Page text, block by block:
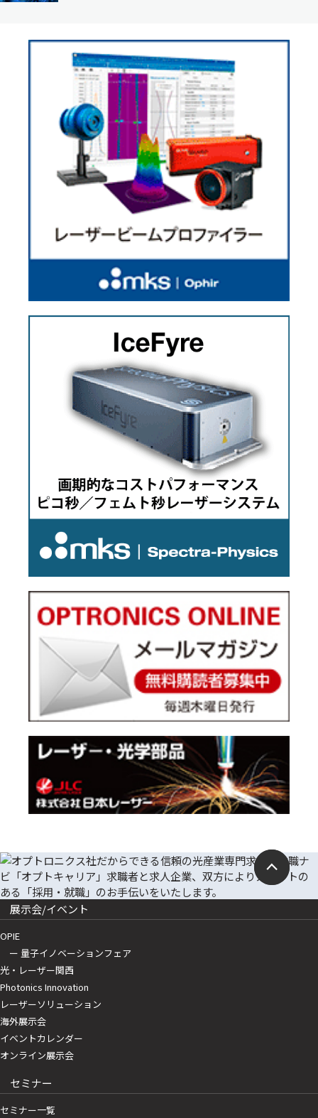
展示会/イベント
OPIE
ー 量子イノベーションフェア
光・レーザー関西
Photonics Innovation
レーザーソリューション
海外展示会
イベントカレンダー
オンライン展示会
セミナー
セミナー一覧